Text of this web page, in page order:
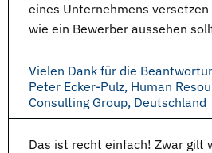
eines Unternehmens
wie ein Bewerber aussehen
Vielen Dank für die
Peter Ecker-Pulz, Human
Consulting Group, Deutschland
Das ist recht einfach! Zwar gilt